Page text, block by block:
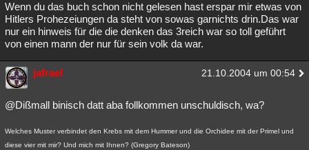
Wenn du das buch schon nicht gelesen hast erspar mir etwas von
Hitlers Prohezeiungen da steht von sowas garnichts drin.Das war
nur ein hinweis für die die denken das 3reich war so toll geführt
von einen mann der nur für sein volk da war.
jafrael 21.10.2004 um 00:54
@Dißmall binisch datt aba follkommen unschuldisch, wa?
Welches Muster verbindet den Krebs mit dem Hummer und die Orchidee mit der Primel und
diese vier mit mir? Und mich mit Ihnen? (Gregory Bateson)